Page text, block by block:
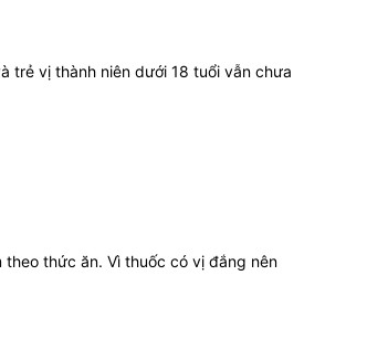
trẻ vị thành niên dưới 18 tuổi vẫn chưa
thức ăn. Vì thuốc có vị đắng nên